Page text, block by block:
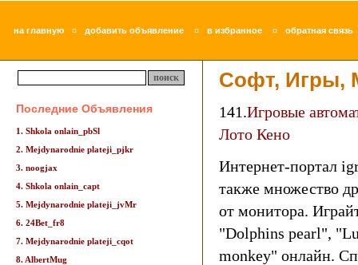
на главную ¤ добавить объявление ¤ в избранное ¤ обратная связь
Последние Объявления
1. Shkola onlain_pbSl
2. Mejdynarodnie plateji_pjkr
3. noogjax
4. Shkola onlain_capt
5. Mejdynarodnie plateji_jvMr
6. 24Bet_fr8
7. Mejdynarodnie plateji_cqot
8. AlbertMug
Софт, Игры,
141.Игровые
Лото Кено
Интернет-портал
также множество
от монитора.
"Dolphins pearl",
monkey" онлайн.